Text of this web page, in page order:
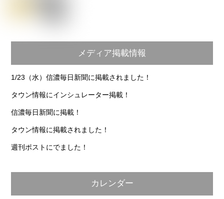
メディア掲載情報
1/23（水）信濃毎日新聞に掲載されました！
タウン情報にインシュレーター掲載！
信濃毎日新聞に掲載！
タウン情報に掲載されました！
週刊ポストにでました！
カレンダー